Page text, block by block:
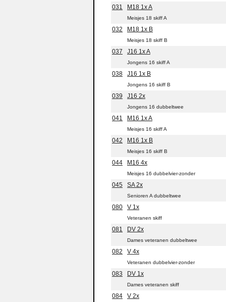
031 M18 1x A
Meisjes 18 skiff A
032 M18 1x B
Meisjes 18 skiff B
037 J16 1x A
Jongens 16 skiff A
038 J16 1x B
Jongens 16 skiff B
039 J16 2x
Jongens 16 dubbeltwee
041 M16 1x A
Meisjes 16 skiff A
042 M16 1x B
Meisjes 16 skiff B
044 M16 4x
Meisjes 16 dubbelvier-zonder
045 SA 2x
Senioren A dubbeltwee
080 V 1x
Veteranen skiff
081 DV 2x
Dames veteranen dubbeltwee
082 V 4x
Veteranen dubbelvier-zonder
083 DV 1x
Dames veteranen skiff
084 V 2x